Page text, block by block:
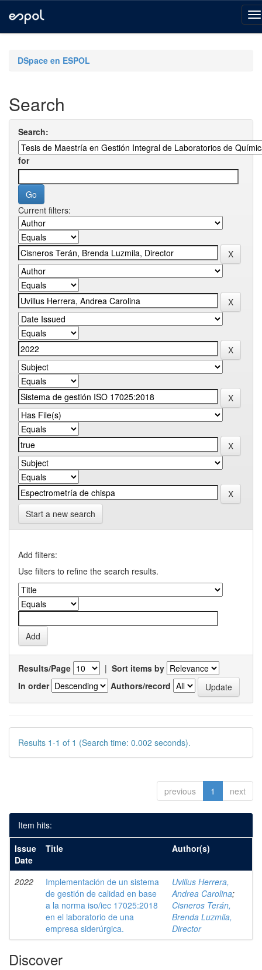
navigationDSpace en ESPOL
Search
Search:
for
Current filters:
Start a new search
Add filters:
Use filters to refine the search results.
Results/Page | Sort items by
In order
Authors/record
Results 1-1 of 1 (Search time: 0.002 seconds).
previous 1 next
Item hits:
Issue
Date
Title Author(s)
2022
Implementación de un sistema
de gestión de calidad en base
a la norma iso/iec 17025:2018
en el laboratorio de una
empresa siderúrgica.
Uvillus Herrera,
Andrea Carolina;
Cisneros Terán,
Brenda Luzmila,
Director
Discover